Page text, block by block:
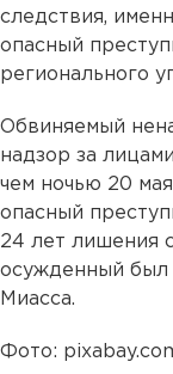
следствия,
опасный
регионального
Обвиняемый
надзор за
чем ночью 20
опасный
24 лет лишения
осужденный был
Миасса.
Фото: